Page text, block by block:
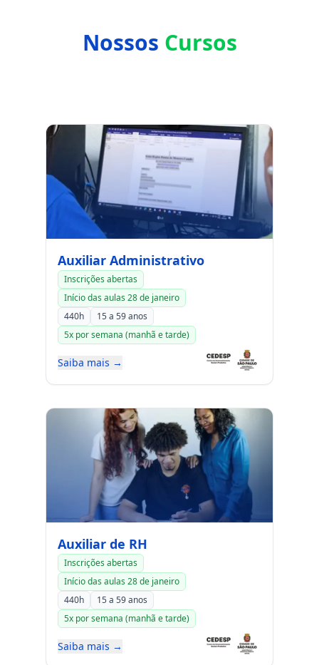
Nossos Cursos
Auxiliar Administrativo
Inscrições abertas
Início das aulas 28 de janeiro
440h
15 a 59 anos
5x por semana (manhã e tarde)
Saiba mais →
Auxiliar de RH
Inscrições abertas
Início das aulas 28 de janeiro
440h
15 a 59 anos
5x por semana (manhã e tarde)
Saiba mais →